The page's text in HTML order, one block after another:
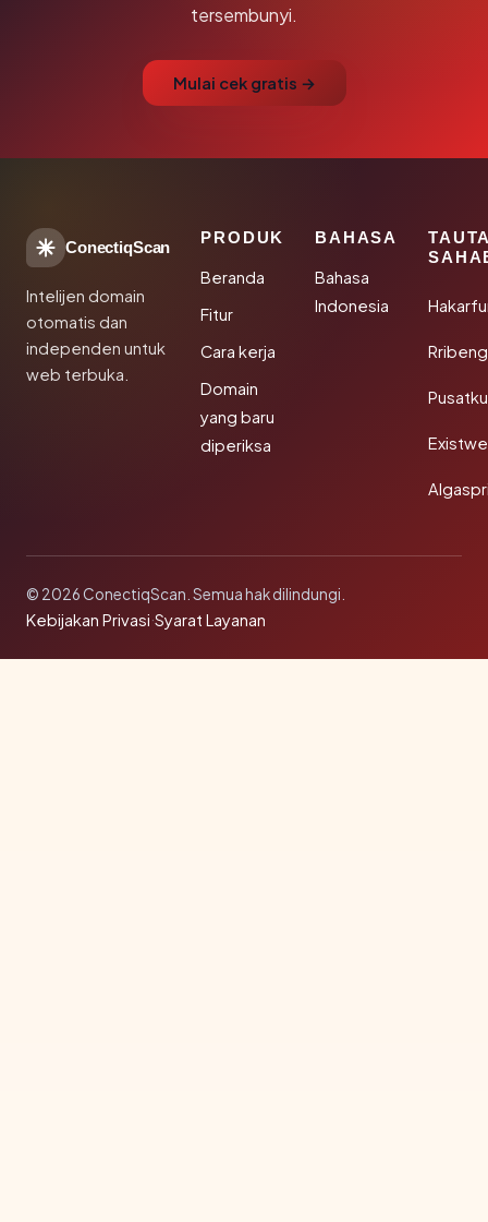
tersembunyi.
Mulai cek gratis →
ConectiqScan
Intelijen domain
otomatis dan
independen untuk
web terbuka.
PRODUK
Beranda
Fitur
Cara kerja
Domain
yang baru
diperiksa
BAHASA
Bahasa
Indonesia
© 2026 ConectiqScan. Semua hak dilindungi.
Kebijakan Privasi·Syarat Layanan